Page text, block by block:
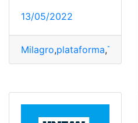
13/05/2022
Milagro,plataforma,